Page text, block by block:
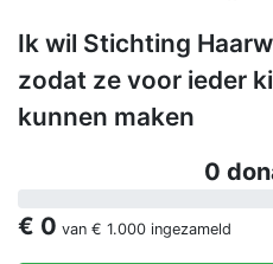
Ik wil Stichting
zodat ze voor ieder
kunnen maken
0
€ 0 van € 1.000 ingezameld